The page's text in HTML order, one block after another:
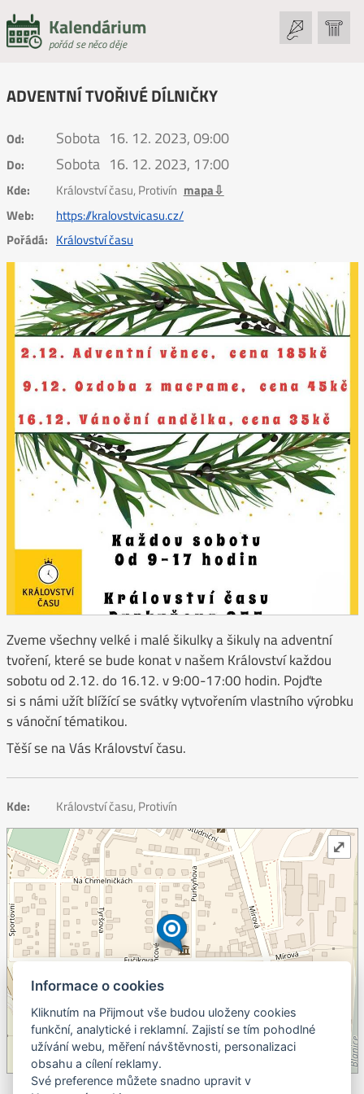
Kalendárium
pořád se něco děje
ADVENTNÍ TVOŘIVÉ DÍLNIČKY
Od: Sobota 16. 12. 2023, 09:00
Do: Sobota 16. 12. 2023, 17:00
Kde: Království času, Protivín mapa⇩
Web:
https://kralovstvicasu.cz/
Pořádá: Království času
Zveme všechny velké i malé šikulky a šikuly na adventní
tvoření, které se bude konat v našem Království každou
sobotu od 2.12. do 16.12. v 9:00-17:00 hodin. Pojďte
si s námi užít blížící se svátky vytvořením vlastního výrobku
s vánoční tématikou.
Těší se na Vás Království času.
Kde: Království času, Protivín
©OpenStreetMapcontributors.
⤢
Informace o cookies
Kliknutím na Přijmout vše budou uloženy cookies
funkční, analytické i reklamní. Zajistí se tím pohodlné
užívání webu, měření návštěvnosti, personalizaci
obsahu a cílení reklamy.
Své preference můžete snadno upravit v